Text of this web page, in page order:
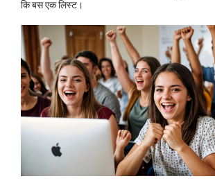
कि बस एक लिस्ट।